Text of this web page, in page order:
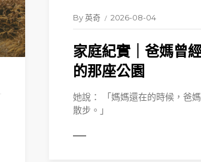
By英奇 2026-08-04
家庭紀實｜爸媽曾
的那座公園
她說： 「媽媽還在的時候，爸
散步。」